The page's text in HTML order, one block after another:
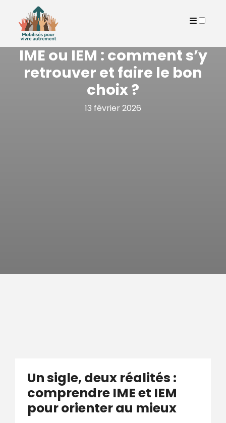
IME ou IEM : comment s’y
retrouver et faire le bon
choix ?
13 février 2026
Un sigle, deux réalités :
comprendre IME et IEM
pour orienter au mieux